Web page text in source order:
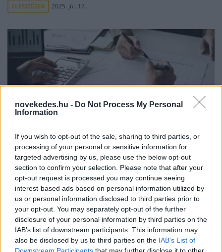
novekedes.hu - Do Not Process My Personal
Information
If you wish to opt-out of the sale, sharing to third parties, or
processing of your personal or sensitive information for
targeted advertising by us, please use the below opt-out
section to confirm your selection. Please note that after your
opt-out request is processed you may continue seeing
interest-based ads based on personal information utilized by
us or personal information disclosed to third parties prior to
your opt-out. You may separately opt-out of the further
disclosure of your personal information by third parties on the
IAB’s list of downstream participants. This information may
also be disclosed by us to third parties on the IAB’s List of
ELEMZÉSEK 2025. júl. 17.
Új eljárást indít a NAV július 1-től, 100
alkalmazottanként
NAV INFOTÁR 2025. jún. 29.